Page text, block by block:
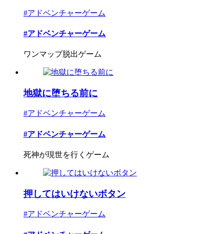
#アドベンチャーゲーム
#アドベンチャーゲーム
ワンマップ脱出ゲーム
地獄に堕ちる前に
#アドベンチャーゲーム
#アドベンチャーゲーム
死神が現世を行くゲーム
押してはいけないボタン
#アドベンチャーゲーム